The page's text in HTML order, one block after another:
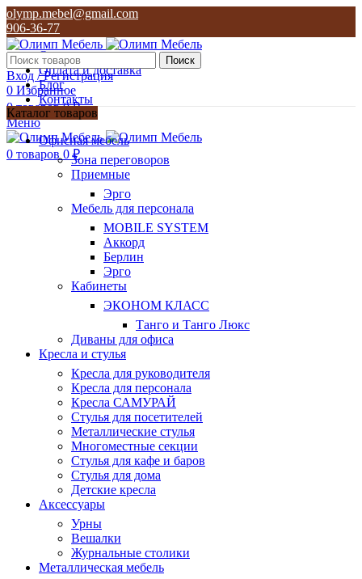
olymp.mebel@gmail.com
906-36-77
О нас
Оплата и доставка
Блог
Контакты
906-36-77
Поиск
Вход / Регистрация
0 Избранное
0товаров 0₽
Меню
0 товаров 0₽
Каталог товаров
Офисная мебель
Зона переговоров
Приемные
Эрго
Мебель для персонала
MOBILE SYSTEM
Аккорд
Берлин
Эрго
Кабинеты
ЭКОНОМ КЛАСС
Танго и Танго Люкс
Диваны для офиса
Кресла и стулья
Кресла для руководителя
Кресла для персонала
Кресла САМУРАЙ
Стулья для посетителей
Металлические стулья
Многоместные секции
Стулья для кафе и баров
Стулья для дома
Детские кресла
Аксессуары
Урны
Вешалки
Журнальные столики
Металлическая мебель